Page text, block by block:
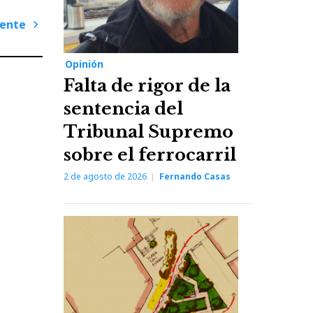
Opinión
Falta de rigor de la
sentencia del
Tribunal Supremo
sobre el ferrocarril
2 de agosto de 2026 Fernando Casas